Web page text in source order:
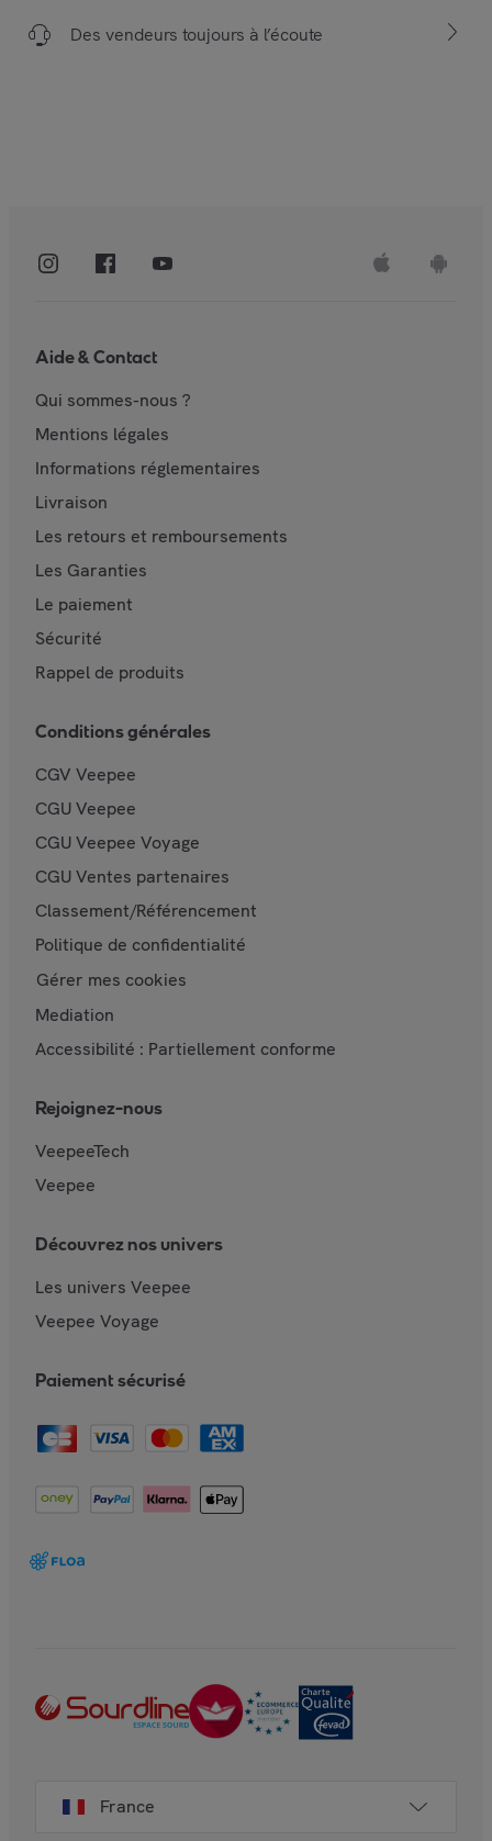
Des vendeurs toujours à l’écoute
Aide & Contact
Qui sommes-nous ?
Mentions légales
Informations réglementaires
Livraison
Les retours et remboursements
Les Garanties
Le paiement
Sécurité
Rappel de produits
Conditions générales
CGV Veepee
CGU Veepee
CGU Veepee Voyage
CGU Ventes partenaires
Classement/Référencement
Politique de confidentialité
Gérer mes cookies
Mediation
Accessibilité : Partiellement conforme
Rejoignez-nous
VeepeeTech
Veepee
Découvrez nos univers
Les univers Veepee
Veepee Voyage
Paiement sécurisé
France